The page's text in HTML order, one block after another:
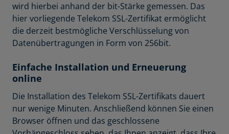
wird hierbei anhand der bit-Stärke gemessen. Das
hier vorliegende Telekom SSL-Zertifikat ermöglicht
die derzeit bestmögliche Verschlüsselung von
Datenübertragungen in Form von 256bit.
Einfache Installation und Erneuerung
online
Die Installation des Telekom SSL-Zertifikats dauert
nur wenige Minuten. Anschließend können Sie einen
Browser öffnen und das geschlossene